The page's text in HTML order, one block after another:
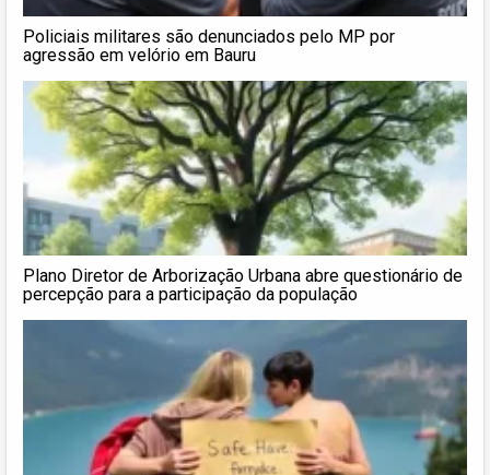
Policiais militares são denunciados pelo MP por
agressão em velório em Bauru
Plano Diretor de Arborização Urbana abre questionário de
percepção para a participação da população